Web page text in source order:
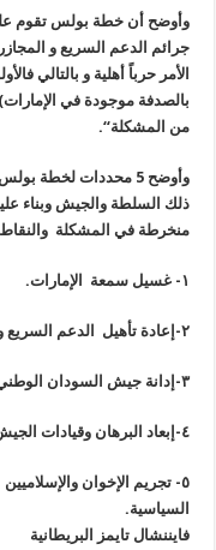
وأوضح أن خطة بولس تقوم
جرائم الدعم السريع و
الأمر حرباً أهلية و بالتالي
بالصدفة موجودة في
من المشكلة“.
وأوضح 5 محددات لخطة
ذلك السلطة والجيش وبناء
منخرطة في المشكلة
‏٢-إعادة تأهيل الدعم السريع واعتباره شريكا .
‏٣-إدانة جيش السودان الوطني وتفكيكه
‏٤-إبعاد البرهان وقيادات الجيش الحاليين لأنهم تحدوا الإمارات.
‏٥- تجريم الإخوان
السياسية.
فايننشال تايمز البريطانية